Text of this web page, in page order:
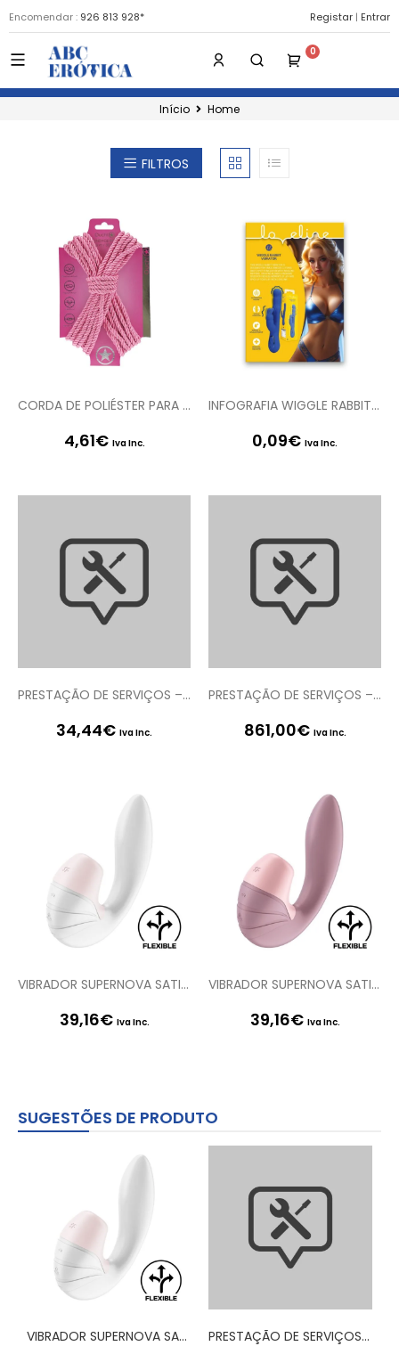
Encomendar : 926 813 928* Registar | Entrar
Início Home
FILTROS
CORDA DE POLIÉSTER PARA BONDAGE 32.8 FT /10 M ROSA OUCH!
4,61€ Iva Inc.
INFOGRAFIA WIGGLE RABBIT VIBRATOR LOVE120BLU EN LOVELINE
0,09€ Iva Inc.
PRESTAÇÃO DE SERVIÇOS – DOMÍNIO .PT
34,44€ Iva Inc.
PRESTAÇÃO DE SERVIÇOS – PACK DE ASSISTÊNCIA À PLATAFORMA SMRGEST
861,00€ Iva Inc.
VIBRADOR SUPERNOVA SATISFYER BRANCO
39,16€ Iva Inc.
VIBRADOR SUPERNOVA SATISFYER ROSA
39,16€ Iva Inc.
SUGESTÕES DE PRODUTO
VIBRADOR SUPERNOVA SATISFYER BRANCO PRESTAÇÃO DE SERVIÇOS – PACK DE ASSISTÊNCIA À PLATAFORMA SMRGEST